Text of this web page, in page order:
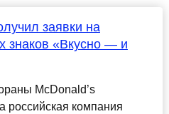
заявки на
знаков «Вкусно — и
McDonald’s
российская компания